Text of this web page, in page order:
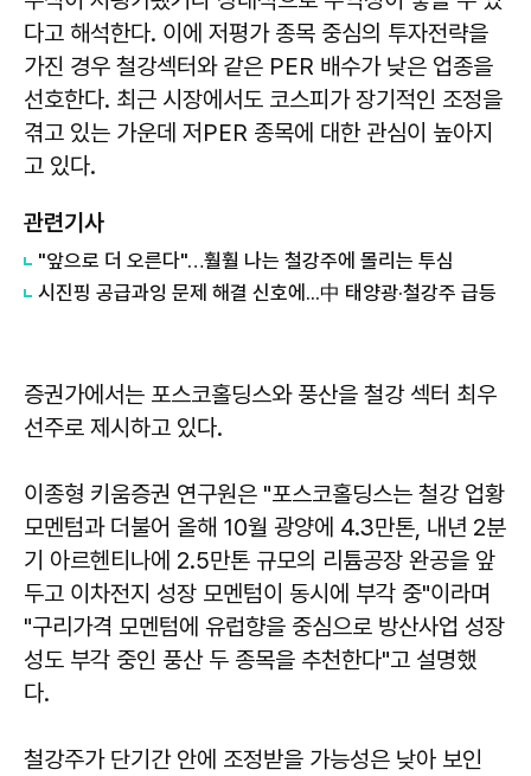
다고 해석한다. 이에 저평가 종목 중심의 투자전략을
가진 경우 철강섹터와 같은 PER 배수가 낮은 업종을
선호한다. 최근 시장에서도 코스피가 장기적인 조정을
겪고 있는 가운데 저PER 종목에 대한 관심이 높아지
고 있다.
관련기사
"앞으로 더 오른다"…훨훨 나는 철강주에 몰리는 투심
시진핑 공급과잉 문제 해결 신호에...中 태양광·철강주 급등
증권가에서는 포스코홀딩스와 풍산을 철강 섹터 최우
선주로 제시하고 있다.
이종형 키움증권 연구원은 "포스코홀딩스는 철강 업황
모멘텀과 더불어 올해 10월 광양에 4.3만톤, 내년 2분
기 아르헨티나에 2.5만톤 규모의 리튬공장 완공을 앞
두고 이차전지 성장 모멘텀이 동시에 부각 중"이라며
"구리가격 모멘텀에 유럽향을 중심으로 방산사업 성장
성도 부각 중인 풍산 두 종목을 추천한다"고 설명했
다.
철강주가 단기간 안에 조정받을 가능성은 낮아 보인